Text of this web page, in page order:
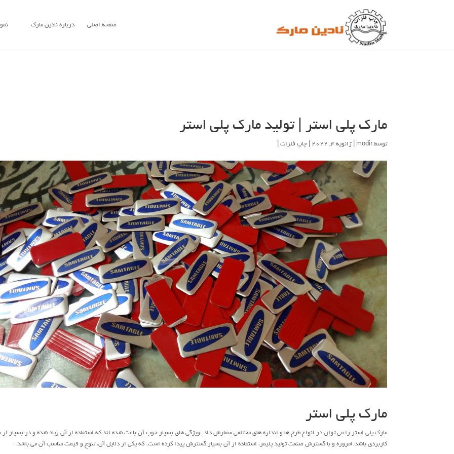
صفحه اصلی درباره نادین مارک
مارک پلی استر | تولید مارک پلی استر
توسط modir | ژانویه 4, 2022 | چاپ فلزات
مارک پلی استر
مارک پلی استر را می توان در انواع طرح ها و اندازه های مختلفی سفارش داد. ویژگی های بسیار خوب آن باعث شده اند که استفاده از آن زیاد شده و در بسیار از
کاربردی باشد.امروزه و با گسترش صنعت تولید پلیمر، استفاده از آن بسیار گسترش پیدا کرده است. که یکی از دلایل آن، تنوع و قیمت مناسب آن می باشد.